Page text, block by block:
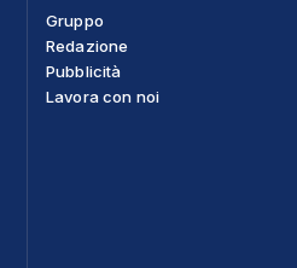
Gruppo
Redazione
Pubblicità
Lavora con noi